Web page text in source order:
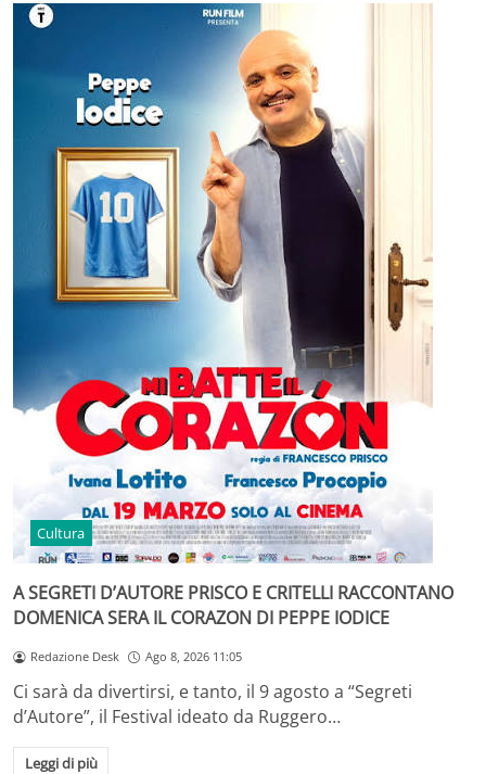
Cultura
A SEGRETI D’AUTORE PRISCO E CRITELLI RACCONTANO
DOMENICA SERA IL CORAZON DI PEPPE IODICE
Redazione Desk Ago 8, 2026 11:05
Ci sarà da divertirsi, e tanto, il 9 agosto a “Segreti
d’Autore”, il Festival ideato da Ruggero…
Leggi di più